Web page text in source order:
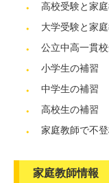
高校受験と家
大学受験と家
公立中高一貫
小学生の補習
中学生の補習
高校生の補習
家庭教師で不
家庭教師情報